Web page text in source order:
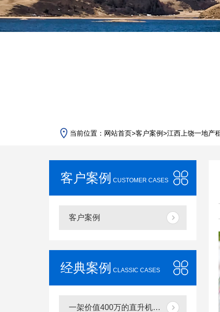
当前位置： 网站首页>客户案例>江西上饶一地产
客户案例 CUSTOMER CASES
客户案例
经典案例 CLASSIC CASES
一架价值400万的直升机执行河南商丘林业飞防